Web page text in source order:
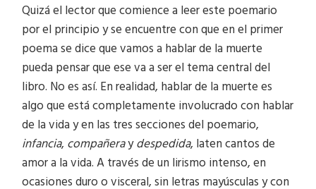
Quizá el lector que comience a leer este poemario
por el principio y se encuentre con que en el primer
poema se dice que vamos a hablar de la muerte
pueda pensar que ese va a ser el tema central del
libro. No es así. En realidad, hablar de la muerte es
algo que está completamente involucrado con hablar
de la vida y en las tres secciones del poemario,
infancia, compañeraydespedida, laten cantos de
amor a la vida. A través de un lirismo intenso, en
ocasiones duro o visceral, sin letras mayúsculas y con